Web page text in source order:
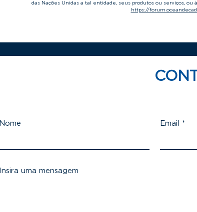
das Nações Unidas a tal entidade, seus produtos ou serviços,
https://
Nome Email
Insira uma mensagem